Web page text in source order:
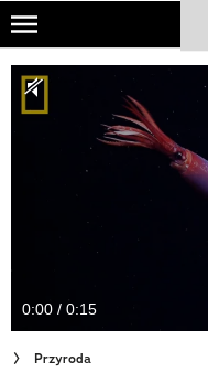
Skip
main
content
NATIONAL GEOGRAPHIC
TRAVELER
PODCASTY
Cuda Polski
Wielki Konkurs Fotograficzny
0:00 / 0:15
Przyroda